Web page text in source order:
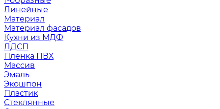
Линейные
Материал
Материал фасадов
Кухни из МДФ
ЛДСП
Пленка ПВХ
Массив
Эмаль
Экошпон
Пластик
Стеклянные